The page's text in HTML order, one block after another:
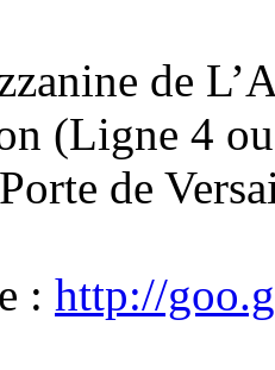
de
(Ligne 4
de
: http://